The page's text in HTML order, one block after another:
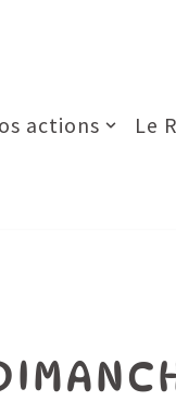
actions Le